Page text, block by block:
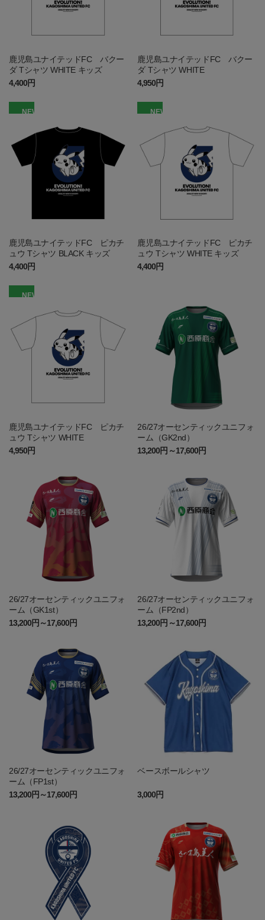
鹿児島ユナイテッドFC バクー
ダ Tシャツ WHITE キッズ
4,400円
鹿児島ユナイテッドFC バクー
ダ Tシャツ WHITE
4,950円
NEW
鹿児島ユナイテッドFC ピカチ
ュウ Tシャツ BLACK キッズ
4,400円
NEW
鹿児島ユナイテッドFC ピカチ
ュウ Tシャツ WHITE キッズ
4,400円
NEW
鹿児島ユナイテッドFC ピカチ
ュウ Tシャツ WHITE
4,950円
26/27オーセンティックユニフォ
ーム（GK2nd）
13,200円～17,600円
26/27オーセンティックユニフォ
ーム（GK1st）
13,200円～17,600円
26/27オーセンティックユニフォ
ーム（FP2nd）
13,200円～17,600円
26/27オーセンティックユニフォ
ーム（FP1st）
13,200円～17,600円
ベースボールシャツ
3,000円